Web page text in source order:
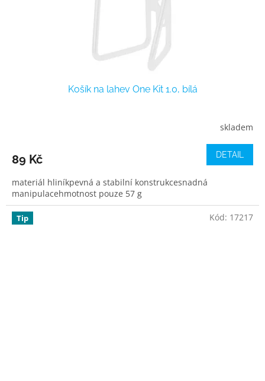
Košík na lahev One Kit 1.0, bílá
skladem
89 Kč DETAIL
materiál hliníkpevná a stabilní konstrukcesnadná
manipulacehmotnost pouze 57 g
Tip Kód: 17217